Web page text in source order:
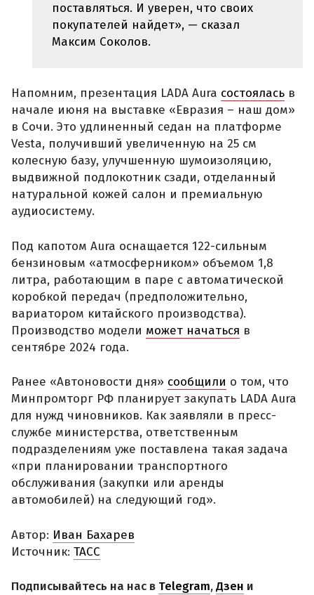
поставляться. И уверен, что своих
покупателей найдет», — сказал
Максим Соколов.
Напомним, презентация LADA Aura состоялась в
начале июня на выставке «Евразия – наш дом»
в Сочи. Это удлиненный седан на платформе
Vesta, получивший увеличенную на 25 см
колесную базу, улучшенную шумоизоляцию,
выдвижной подлокотник сзади, отделанный
натуральной кожей салон и премиальную
аудиосистему.
Под капотом Aura оснащается 122-сильным
бензиновым «атмосферником» объемом 1,8
литра, работающим в паре с автоматической
коробкой передач (предположительно,
вариатором китайского производства).
Производство модели может начаться в
сентябре 2024 года.
Ранее «Автоновости дня» сообщили о том, что
Минпромторг РФ планирует закупать LADA Aura
для нужд чиновников. Как заявляли в пресс-
службе министерства, ответственным
подразделениям уже поставлена такая задача
«при планировании транспортного
обслуживания (закупки или аренды
автомобилей) на следующий год».
Автор: Иван Бахарев
Источник: ТАСС
Подписывайтесь на нас в Telegram,Дзен и